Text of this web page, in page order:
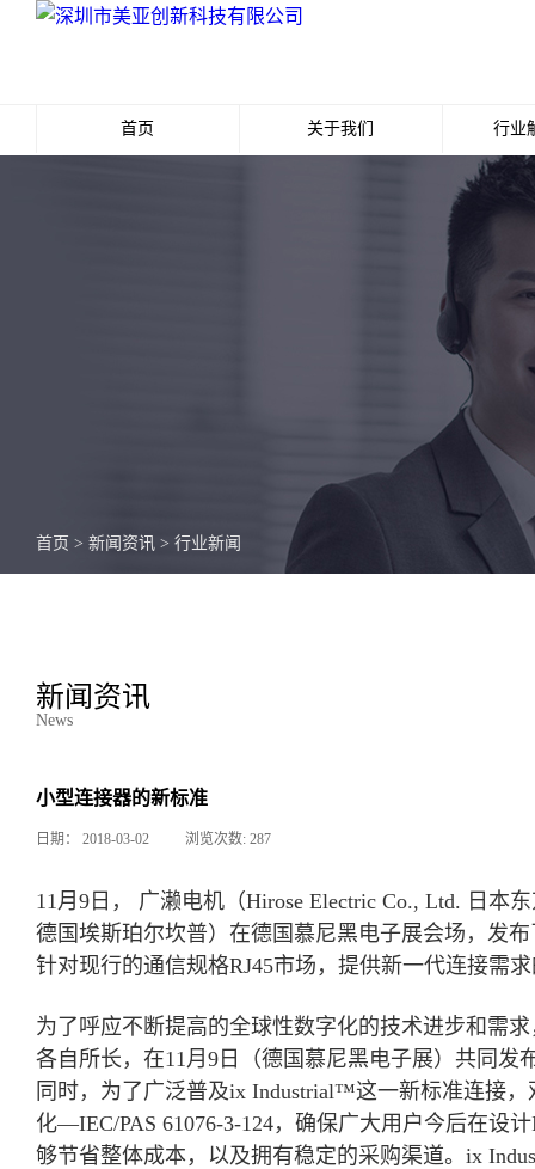
首页 关于我们 行业
首页 > 新闻资讯 > 行业新闻
新闻资讯
News
小型连接器的新标准
日期： 2018-03-02 浏览次数: 287
11月9日， 广濑电机（Hirose Electric Co., Ltd. 日本
德国埃斯珀尔坎普）在德国慕尼黑电子展会场，发
针对现行的通信规格RJ45市场，提供新一代连接需
为了呼应不断提高的全球性数字化的技术进步和需
各自所长，在11月9日（德国慕尼黑电子展）共同
同时，为了广泛普及ix Industrial™这一新标准连接
化—IEC/PAS 61076-3-124，确保广大用户今后在设
够节省整体成本，以及拥有稳定的采购渠道。ix